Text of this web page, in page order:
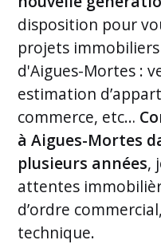
disposition pour
projets
d'Aigues-Mortes :
estimation
commerce, etc…
à Aigues-Mortes
plusieurs années,
attentes
d’ordre
technique.